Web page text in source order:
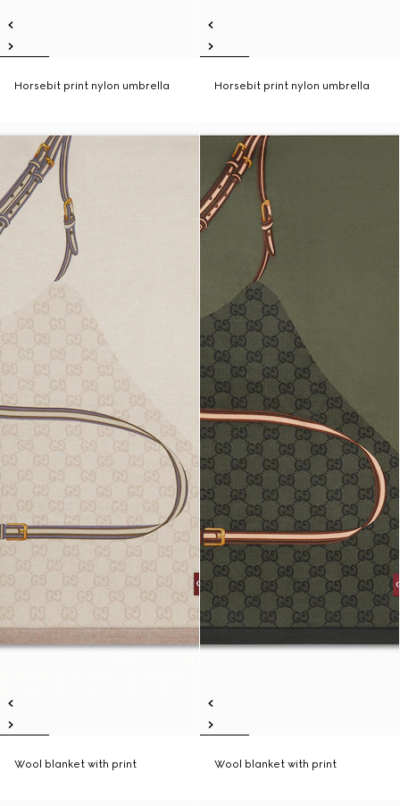
Horsebit print nylon umbrella Horsebit print nylon umbrella
Wool blanket with print Wool blanket with print